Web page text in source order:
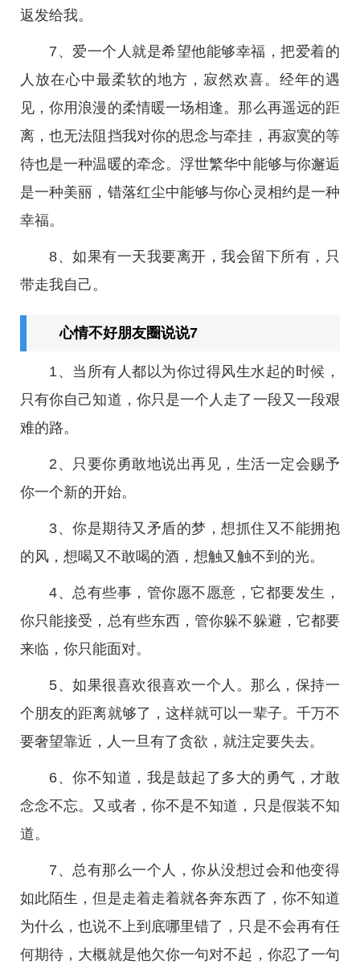
返发给我。
7、爱一个人就是希望他能够幸福，把爱着的
人放在心中最柔软的地方，寂然欢喜。经年的遇
见，你用浪漫的柔情暖一场相逢。那么再遥远的距
离，也无法阻挡我对你的思念与牵挂，再寂寞的等
待也是一种温暖的牵念。浮世繁华中能够与你邂逅
是一种美丽，错落红尘中能够与你心灵相约是一种
幸福。
8、如果有一天我要离开，我会留下所有，只
带走我自己。
心情不好朋友圈说说7
1、当所有人都以为你过得风生水起的时候，
只有你自己知道，你只是一个人走了一段又一段艰
难的路。
2、只要你勇敢地说出再见，生活一定会赐予
你一个新的开始。
3、你是期待又矛盾的梦，想抓住又不能拥抱
的风，想喝又不敢喝的酒，想触又触不到的光。
4、总有些事，管你愿不愿意，它都要发生，
你只能接受，总有些东西，管你躲不躲避，它都要
来临，你只能面对。
5、如果很喜欢很喜欢一个人。那么，保持一
个朋友的距离就够了，这样就可以一辈子。千万不
要奢望靠近，人一旦有了贪欲，就注定要失去。
6、你不知道，我是鼓起了多大的勇气，才敢
念念不忘。又或者，你不是不知道，只是假装不知
道。
7、总有那么一个人，你从没想过会和他变得
如此陌生，但是走着走着就各奔东西了，你不知道
为什么，也说不上到底哪里错了，只是不会再有任
何期待，大概就是他欠你一句对不起，你忍了一句